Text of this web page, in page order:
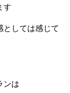
す
としては感じて
ンは